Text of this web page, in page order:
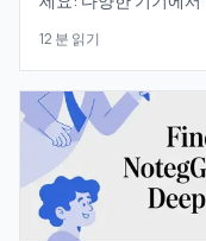
12 분 읽기